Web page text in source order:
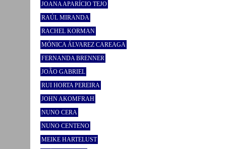
JOANA APARÍCIO TEJO
RAÚL MIRANDA
RACHEL KORMAN
MÓNICA ÁLVAREZ CAREAGA
FERNANDA BRENNER
JOÃO GABRIEL
RUI HORTA PEREIRA
JOHN AKOMFRAH
NUNO CERA
NUNO CENTENO
MEIKE HARTELUST